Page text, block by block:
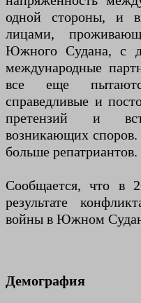
одной стороны, и
лицами,
Южного Судана, с
международные
все еще
справедливые и
претензий и
возникающих
больше репатриантов.
Сообщается, что в
результате
войны в Южном
Демография